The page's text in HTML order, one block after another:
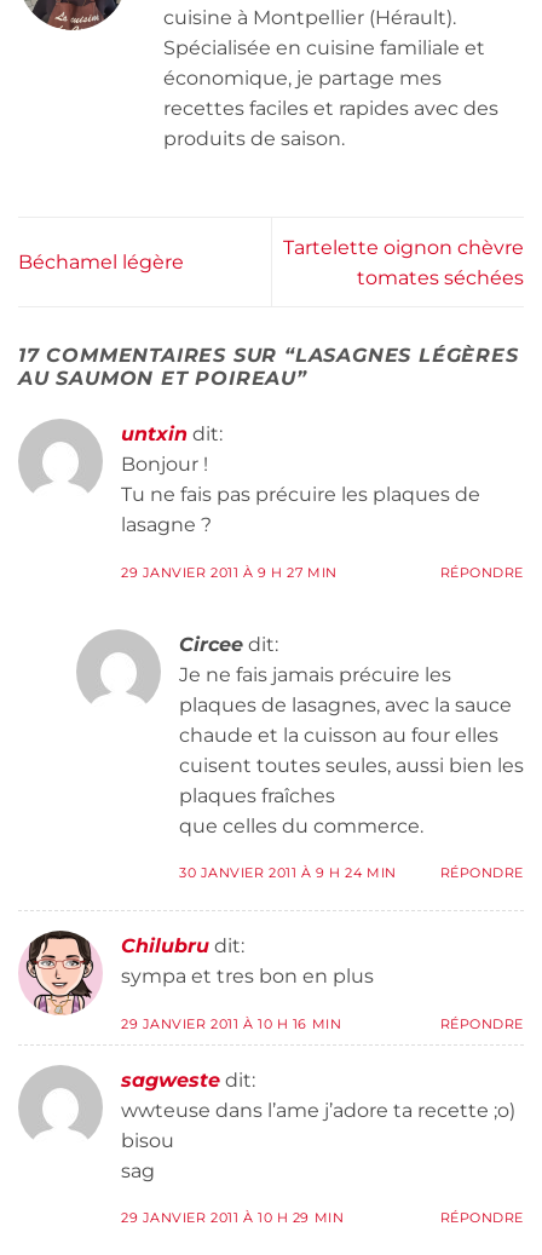
cuisine à Montpellier (Hérault).
Spécialisée en cuisine familiale et
économique, je partage mes
recettes faciles et rapides avec des
produits de saison.
Béchamel légère
Tartelette oignon chèvre
tomates séchées
17 COMMENTAIRES SUR “LASAGNES LÉGÈRES
AU SAUMON ET POIREAU”
untxin dit:
Bonjour !
Tu ne fais pas précuire les plaques de
lasagne ?
29 JANVIER 2011 À 9 H 27 MIN RÉPONDRE
Circee dit:
Je ne fais jamais précuire les
plaques de lasagnes, avec la sauce
chaude et la cuisson au four elles
cuisent toutes seules, aussi bien les
plaques fraîches
que celles du commerce.
30 JANVIER 2011 À 9 H 24 MIN RÉPONDRE
Chilubru dit:
sympa et tres bon en plus
29 JANVIER 2011 À 10 H 16 MIN RÉPONDRE
sagweste dit:
wwteuse dans l’ame j’adore ta recette ;o)
bisou
sag
29 JANVIER 2011 À 10 H 29 MIN RÉPONDRE